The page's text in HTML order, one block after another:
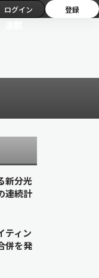
ログイン 登録
新分光
連続計
ティン
併を発